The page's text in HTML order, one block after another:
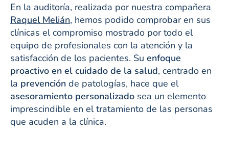
En la auditoría, realizada por nuestra compañera
Raquel Melián, hemos podido comprobar en sus
clínicas el compromiso mostrado por todo el
equipo de profesionales con la atención y la
satisfacción de los pacientes. Su enfoque
proactivo en el cuidado de la salud, centrado en
la prevención de patologías, hace que el
asesoramiento personalizado sea un elemento
imprescindible en el tratamiento de las personas
que acuden a la clínica.